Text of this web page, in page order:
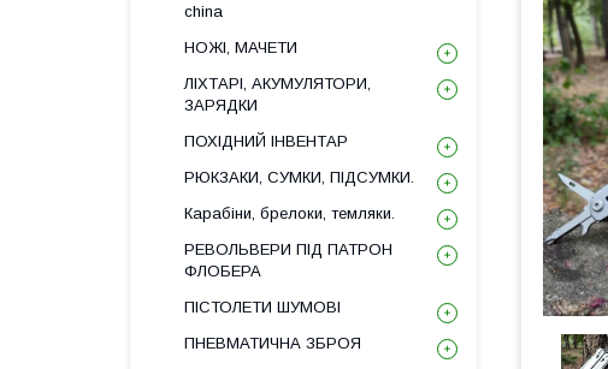
china
НОЖІ, МАЧЕТИ
ЛІХТАРІ, АКУМУЛЯТОРИ,
ЗАРЯДКИ
ПОХІДНИЙ ІНВЕНТАР
РЮКЗАКИ, СУМКИ, ПІДСУМКИ.
Карабіни, брелоки, темляки.
РЕВОЛЬВЕРИ ПІД ПАТРОН
ФЛОБЕРА
ПІСТОЛЕТИ ШУМОВІ
ПНЕВМАТИЧНА ЗБРОЯ